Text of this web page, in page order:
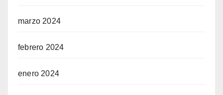
marzo 2024
febrero 2024
enero 2024